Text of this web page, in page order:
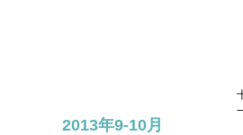
2013年9-10月